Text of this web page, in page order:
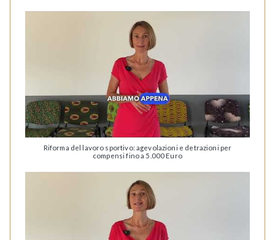
Riforma del lavoro sportivo: agevolazioni e detrazioni per
compensi fino a 5.000 Euro